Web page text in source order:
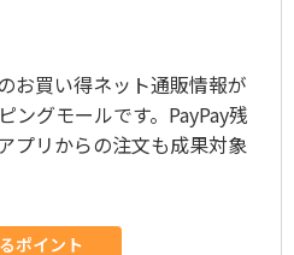
お買い得ネット通販情報が
ングモールです。PayPay残
プリからの注文も成果対象
ポイント